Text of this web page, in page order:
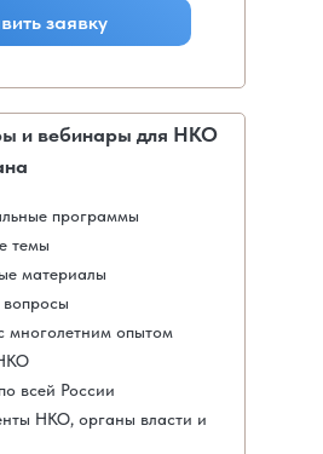
заявку
и вебинары для НКО
программы
темы
материалы
многолетним опытом
всей России
НКО, органы власти и